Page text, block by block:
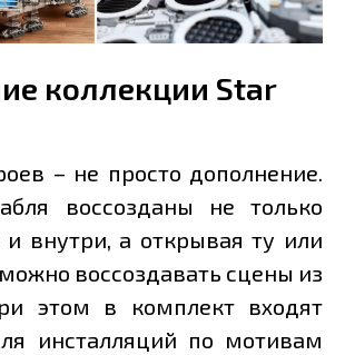
коллекции Star
– не просто дополнение.
воссозданы не только
внутри, а открывая ту или
воссоздавать сцены из
этом в комплект входят
инсталляций по мотивам